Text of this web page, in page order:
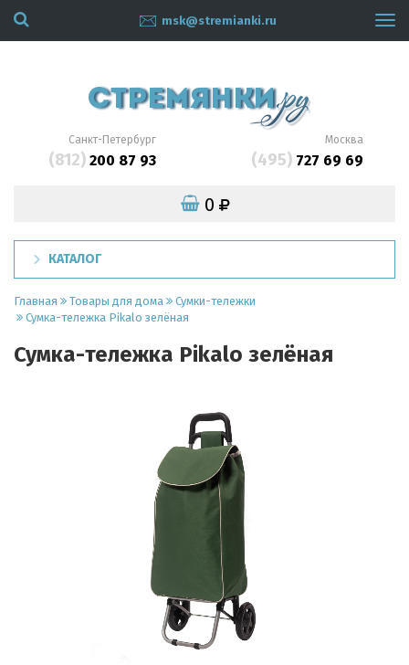
msk@stremianki.ru
Санкт-Петербург
(812) 200 87 93
Москва
(495)727 69 69
0
КАТАЛОГ
Главная Товары для дома
Сумки-тележки
Сумка-тележка Pikalo зелёная
Сумка-тележка Pikalo зелёная